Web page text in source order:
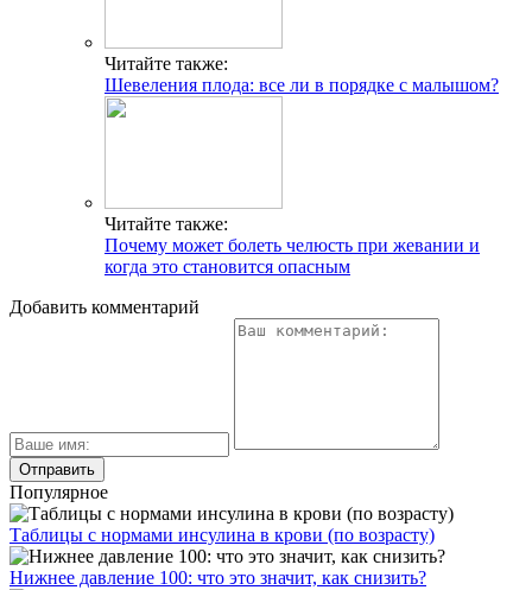
Читайте также:
Шевеления плода: все ли в порядке с малышом?
Читайте также:
Почему может болеть челюсть при жевании и
когда это становится опасным
Добавить комментарий
Популярное
Таблицы с нормами инсулина в крови (по возрасту)
Нижнее давление 100: что это значит, как снизить?